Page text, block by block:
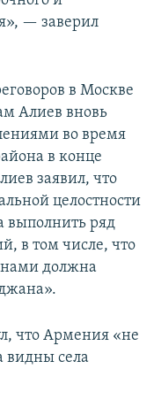
— заверил
в Москве
Алиев вновь
во время
в конце
заявил, что
целостности
ряд
в том числе, что
должна
что Армения «не
видны села